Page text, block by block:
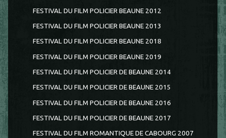
FESTIVAL DU FILM POLICIER BEAUNE 2012
FESTIVAL DU FILM POLICIER BEAUNE 2013
FESTIVAL DU FILM POLICIER BEAUNE 2018
FESTIVAL DU FILM POLICIER BEAUNE 2019
FESTIVAL DU FILM POLICIER DE BEAUNE 2014
FESTIVAL DU FILM POLICIER DE BEAUNE 2015
FESTIVAL DU FILM POLICIER DE BEAUNE 2016
FESTIVAL DU FILM POLICIER DE BEAUNE 2017
FESTIVAL DU FILM ROMANTIQUE DE CABOURG 2007